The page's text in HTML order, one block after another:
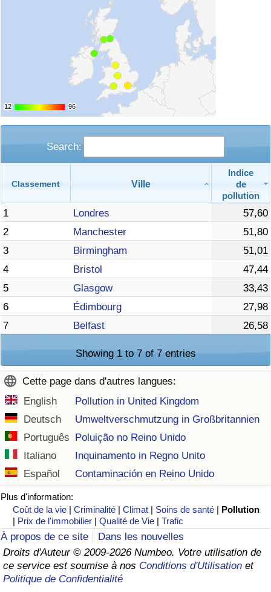
12
12 96
96
Search:
Classement Ville
Indice
de
pollution
1 Londres
57,60
2
Manchester
51,80
3
Birmingham
51,01
4
Bristol
47,44
5
Glasgow
33,43
6
Édimbourg
27,98
7
Belfast 26,58
Showing 1 to 7 of 7 entries
Cette page dans d'autres langues:
English
Pollution in United Kingdom
Deutsch
Umweltverschmutzung in Großbritannien
Português Poluição no Reino Unido
Italiano
Inquinamento in Regno Unito
Español
Contaminación en Reino Unido
Plus d'information:
Coût de la vie |Criminalité |Climat | Soins de santé | Pollution
| Prix de l'immobilier |Qualité de Vie |Trafic
À propos de ce site
Dans les nouvelles
Droits d'Auteur © 2009-2026 Numbeo. Votre utilisation de
ce service est soumise à nos Conditions d'Utilisation et
Politique de Confidentialité